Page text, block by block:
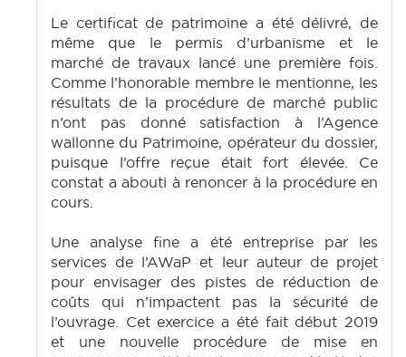
Le certificat de patrimoine a été délivré, de
même que le permis d’urbanisme et le
marché de travaux lancé une première fois.
Comme l’honorable membre le mentionne, les
résultats de la procédure de marché public
n’ont pas donné satisfaction à l’Agence
wallonne du Patrimoine, opérateur du dossier,
puisque l’offre reçue était fort élevée. Ce
constat a abouti à renoncer à la procédure en
cours.
Une analyse fine a été entreprise par les
services de l’AWaP et leur auteur de projet
pour envisager des pistes de réduction de
coûts qui n’impactent pas la sécurité de
l’ouvrage. Cet exercice a été fait début 2019
et une nouvelle procédure de mise en